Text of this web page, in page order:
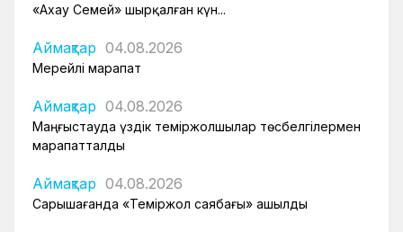
«Ахау Семей» шырқалған күн...
Аймақтар 04.08.2026
Мерейлі марапат
Аймақтар 04.08.2026
Маңғыстауда үздік теміржолшылар төсбелгілермен
марапатталды
Аймақтар 04.08.2026
Сарышағанда «Теміржол саябағы» ашылды